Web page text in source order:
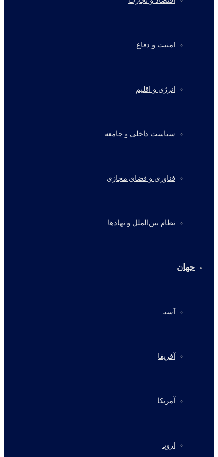
امنیت و دفاع
انرژی و اقلیم
سیاست داخلی و جامعه
فناوری و فضای مجازی
نظام بین‌الملل و نهادها
جهان
آسیا
آفریقا
آمریکا
اروپا